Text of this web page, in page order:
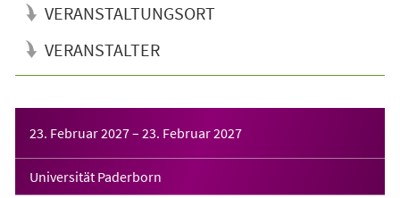
VERANSTALTUNGSORT
VERANSTALTER
23. Februar 2027– 23. Februar 2027
Universität Paderborn